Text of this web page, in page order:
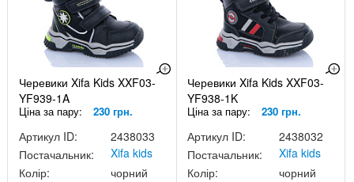
Черевики Xifa Kids XXF03-
YF939-1A
Ціна за пару: 230 грн.
Артикул ID:
2438033
Постачальник:
Xifa kids
Колір:
чорний
Черевики Xifa Kids XXF03-
YF938-1K
Ціна за пару: 230 грн.
Артикул ID:
2438032
Постачальник:
Xifa kids
Колір:
чорний